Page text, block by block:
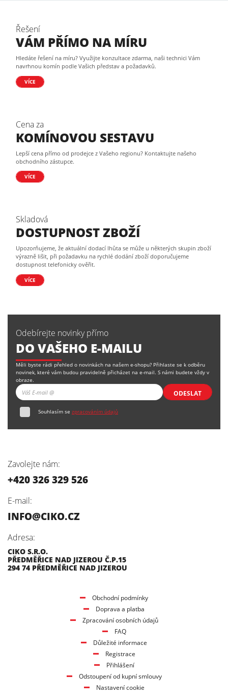
Řešení
VÁM PŘÍMO NA MÍRU
Hledáte řešení na míru? Využijte konzultace zdarma, naši technici Vám
navrhnou komín podle Vašich představ a požadavků.
VÍCE
Cena za
KOMÍNOVOU SESTAVU
Lepší cena přímo od prodejce z Vašeho regionu? Kontaktujte našeho
obchodního zástupce.
VÍCE
Skladová
DOSTUPNOST ZBOŽÍ
Upozorňujeme, že aktuální dodací lhůta se může u některých skupin zboží
výrazně lišit, při požadavku na rychlé dodání zboží doporučujeme
dostupnost telefonicky ověřit.
VÍCE
Odebírejte novinky přímo
DO VAŠEHO E-MAILU
Měli byste rádi přehled o novinkách na našem e-shopu? Přihlaste se k odběru
novinek, které vám budou pravidelně přicházet na e-mail. S námi budete vždy v
obraze.
ODESLAT
Souhlasím se zpracováním údajů
Zavolejte nám:
+420 326 329 526
E-mail:
INFO@CIKO.CZ
Adresa:
CIKO S.R.O.
PŘEDMĚŘICE NAD JIZEROU Č.P.15
294 74 PŘEDMĚŘICE NAD JIZEROU
Obchodní podmínky
Doprava a platba
Zpracování osobních údajů
FAQ
Důležité informace
Registrace
Přihlášení
Odstoupení od kupní smlouvy
Nastavení cookie